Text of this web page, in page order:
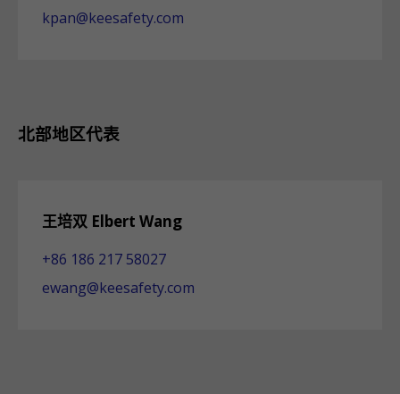
kpan@keesafety.com
北部地区代表
王培双 Elbert Wang
+86 186 217 58027
ewang@keesafety.com